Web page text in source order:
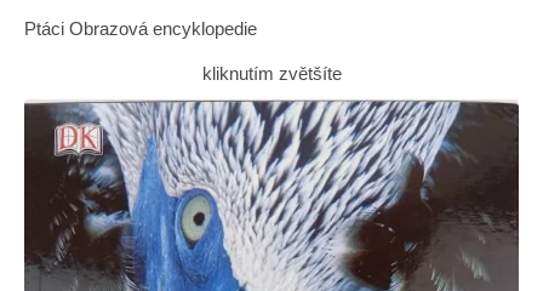
Ptáci Obrazová encyklopedie
kliknutím zvětšíte